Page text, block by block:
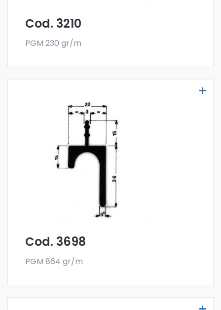
Cod. 3210
PGM 230 gr/m
Cod. 3698
PGM 864 gr/m
Maniglie per mobili - Art 3698
Le maniglia per mobili sono realizzate
lega 6060 e vendute nel formato a barre.
L'ordine minimo è di 300 kg.